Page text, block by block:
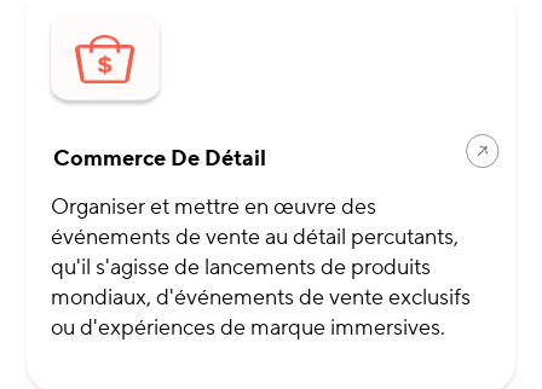
Commerce De Détail
Organiser et mettre en œuvre des
événements de vente au détail percutants,
qu'il s'agisse de lancements de produits
mondiaux, d'événements de vente exclusifs
ou d'expériences de marque immersives.